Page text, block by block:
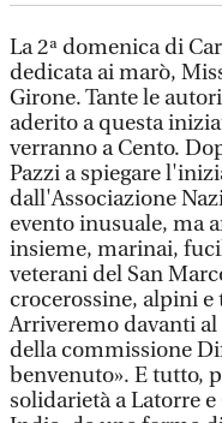
La 2ª domenica di
dedicata ai marò,
Girone. Tante le
aderito a questa
verranno a Cento.
Pazzi a spiegare
dall'Associazione
evento inusuale, ma
insieme, marinai,
veterani del San
crocerossine, alpini
Arriveremo davanti
della commissione
benvenuto». E tutto,
solidarietà a Latorre